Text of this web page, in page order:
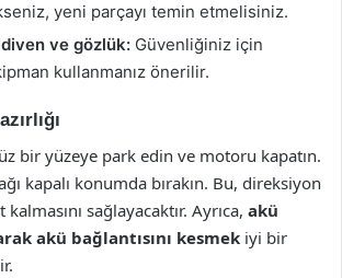
yeni parçayı temin etmelisiniz.
ve gözlük: Güvenliğiniz için
kullanmanız önerilir.
bir yüzeye park edin ve motoru kapatın.
kapalı konumda bırakın. Bu, direksiyon
sağlayacaktır. Ayrıca, akü
akü bağlantısını kesmek iyi bir